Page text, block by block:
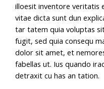
illoesit inventore veritatis
vitae dicta sunt dun
tar tatem quia voluptas
fugit, sed quia consequ
dolor sit amet, et
fabellas ut. Ius quando
detraxit cu has an tation.